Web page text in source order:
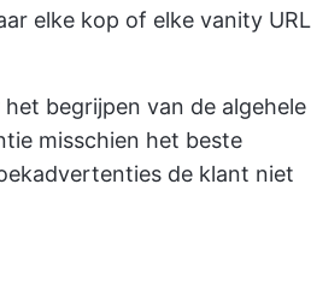
elke kop of elke vanity URL
begrijpen van de algehele
misschien het beste
de klant niet